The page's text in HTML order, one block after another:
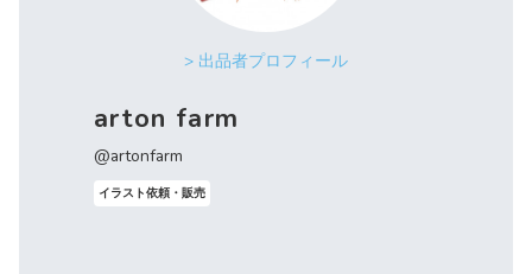
> 出品者プロフィール
arton farm
@artonfarm
イラスト依頼・販売